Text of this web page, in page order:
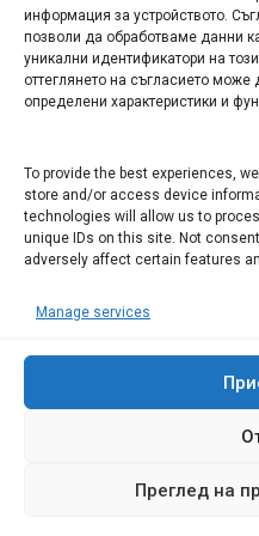
информация за устройството.
позволи да обработваме данни
уникални идентификатори на
оттеглянето на съгласието
определени характеристики и
To provide the best experiences,
store and/or access device
technologies will allow us to
unique IDs on this site. Not
adversely affect certain features
Manage services
Преглед на
Арт галерия "Мостове"
СЕВЕРОЗАПАДА
ТУРИСТИЧЕСКИ
Административен съд
Областна
ОДМВР Ловеч
Окръжен съд Ловеч